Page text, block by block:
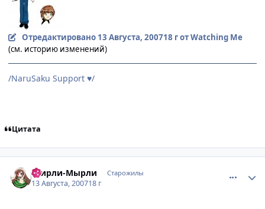
Отредактировано 13 Августа, 200718 гот Watching Me
(см. историю изменений)
/NaruSaku Support ♥/
Цитата
Ширли-Мырли Старожилы
13 Августа, 200718 г